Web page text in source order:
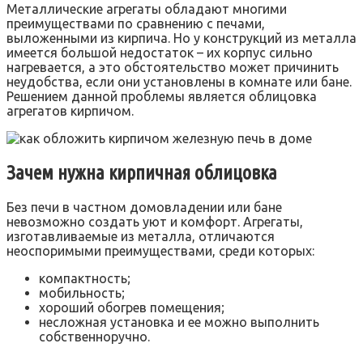
Металлические агрегаты обладают многими
преимуществами по сравнению с печами,
выложенными из кирпича. Но у конструкций из металла
имеется большой недостаток – их корпус сильно
нагревается, а это обстоятельство может причинить
неудобства, если они установлены в комнате или бане.
Решением данной проблемы является облицовка
агрегатов кирпичом.
Зачем нужна кирпичная облицовка
Без печи в частном домовладении или бане
невозможно создать уют и комфорт. Агрегаты,
изготавливаемые из металла, отличаются
неоспоримыми преимуществами, среди которых:
компактность;
мобильность;
хороший обогрев помещения;
несложная установка и ее можно выполнить
собственноручно.